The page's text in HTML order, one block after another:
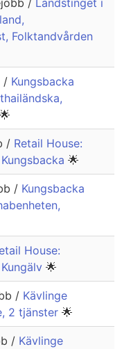
/ Landstinget i
Folktandvården
/ Kungsbacka
🌟
/ Retail House:
🌟
/ Kungsbacka
House:
🌟
/ Kävlinge
2 tjänster 🌟
/ Kävlinge